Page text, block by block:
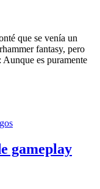
que se venía un
fantasy, pero
es puramente
gameplay